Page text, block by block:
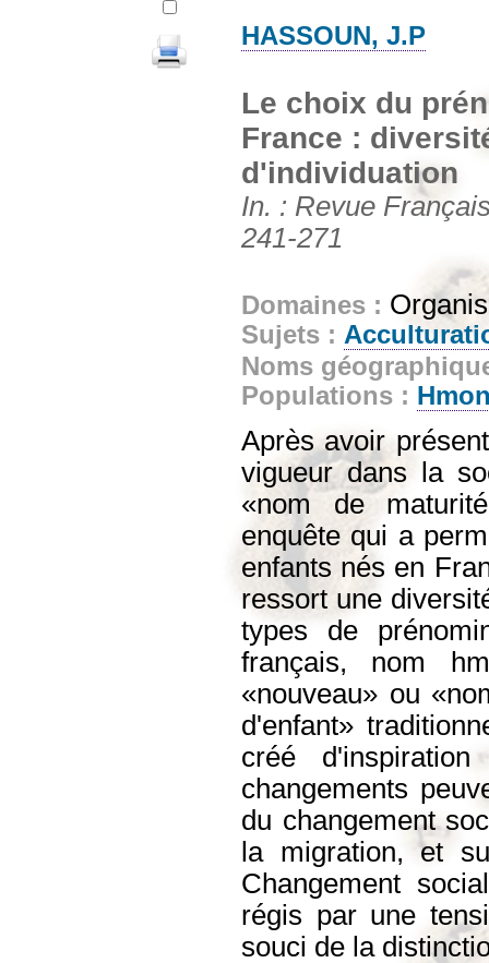
HASSOUN, J.P
Le choix du
France :
d'individuation
In. : Revue
241-271
Domaines :
Sujets :
Noms
Populations :
Après avoir
vigueur dans la
«nom de
enquête qui a
enfants nés en
ressort une
types de
français, nom
«nouveau» ou
d'enfant»
créé
changements
du changement
la migration, et
Changement
régis par une
souci de la